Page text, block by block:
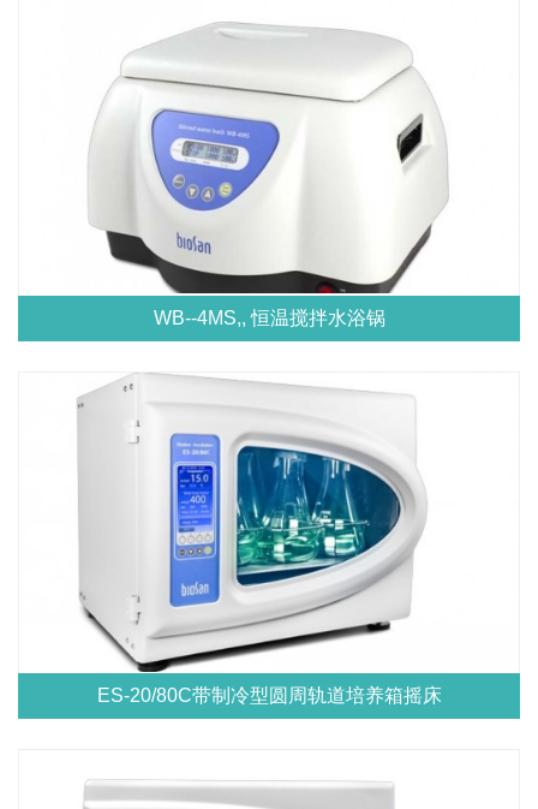
WB--4MS,, 恒温搅拌水浴锅
ES-20/80C带制冷型圆周轨道培养箱摇床